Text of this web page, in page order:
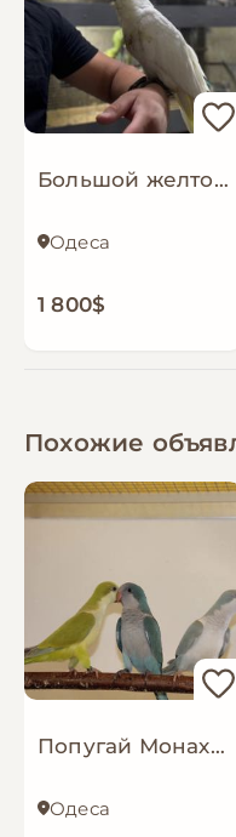
Большой желтохолый какаду, красивый
Одеса
1 800$
Похожие
Попугай Монах, птенцы калиты, выкормыши Квакеры
Одеса